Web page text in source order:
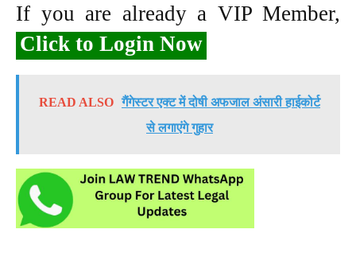
If you are already a VIP Member,
Click to Login Now
READ ALSO गैंगेस्टर एक्ट में दोषी अफजाल अंसारी हाईकोर्ट
से लगाएंगे गुहार